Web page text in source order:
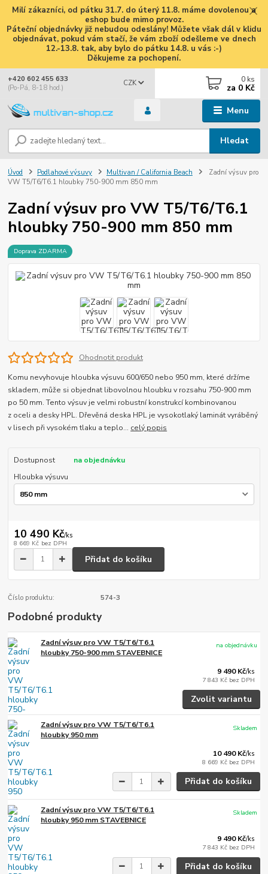
Milí zákazníci, od pátku 31.7. do úterý 11.8. máme dovolenou a
eshop bude mimo provoz.
Páteční objednávky již nebudou odeslány! Můžete však dál v klidu
objednávat, pokud vám stačí, že vám zboží odešleme ve dnech
12.-13.8. tak, aby bylo do pátku 14.8. u vás :-)
Děkujeme za pochopení.
Menu
CZK
Hledat
+420 602 455 633
(Po-Pá, 8-18 hod.)
0 ks
za 0 Kč
Úvod Podlahové výsuvy Multivan / California Beach
Zadní výsuv pro
VW T5/T6/T6.1 hloubky 750-900 mm 850 mm
Zadní výsuv pro VW T5/T6/T6.1
hloubky 750-900 mm 850 mm
Doprava ZDARMA
Ohodnotit produkt
Komu nevyhovuje hloubka výsuvu 600/650 nebo 950 mm, které držíme
skladem, může si objednat libovolnou hloubku v rozsahu 750-900 mm
po 50 mm. Tento výsuv je velmi robustní konstrukcí kombinovanou
z oceli a desky HPL. Dřevěná deska HPL je vysokotlaký laminát vyráběný
v lisech při vysokém tlaku a teplo... celý popis
Dostupnost
na objednávku
Hloubka výsuvu
10 490 Kč/ks
8 669 Kč bez DPH
Přidat do košíku
Číslo produktu: 574-3
Podobné produkty
Zadní výsuv pro VW T5/T6/T6.1
hloubky 750-900 mm STAVEBNICE
9 490 Kč/ks
7 843 Kč bez DPH
na objednávku
Zvolit variantu
Zadní výsuv pro VW T5/T6/T6.1
hloubky 950 mm
10 490 Kč/ks
8 669 Kč bez DPH
Skladem
Přidat do košíku
Zadní výsuv pro VW T5/T6/T6.1
hloubky 950 mm STAVEBNICE
9 490 Kč/ks
7 843 Kč bez DPH
Skladem
Přidat do košíku